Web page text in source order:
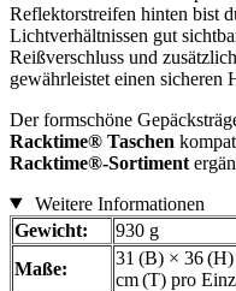
Reflektorstreifen hinten bist
Lichtverhältnissen gut
Reißverschluss und
gewährleistet einen sicheren
Der formschöne
Racktime® Taschen
Racktime®-Sortiment
Weitere Informationen
Gewicht:
930 g
Maße:
31 (B) × 36
cm (T) pro